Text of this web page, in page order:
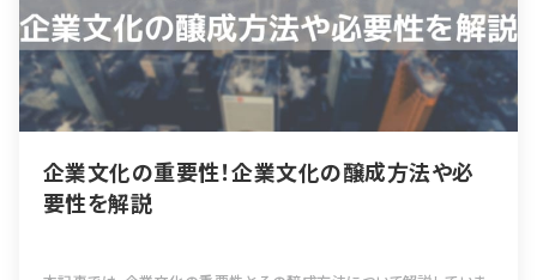
企業文化の重要性！企業文化の醸成方法や必
要性を解説